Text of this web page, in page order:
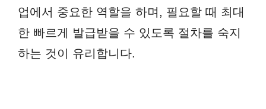
업에서 중요한 역할을 하며, 필요할 때 최대
한 빠르게 발급받을 수 있도록 절차를 숙지
하는 것이 유리합니다.